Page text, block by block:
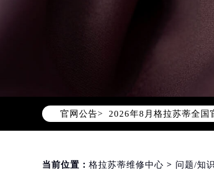
官网公告>
2026年8月格拉苏蒂中
2026年8月格拉苏蒂全
格拉苏蒂官方全国统一
2026年8月格拉苏蒂售后
北京市东城区东长安街1
当前位置： 格拉苏蒂维修中心 > 问题/知